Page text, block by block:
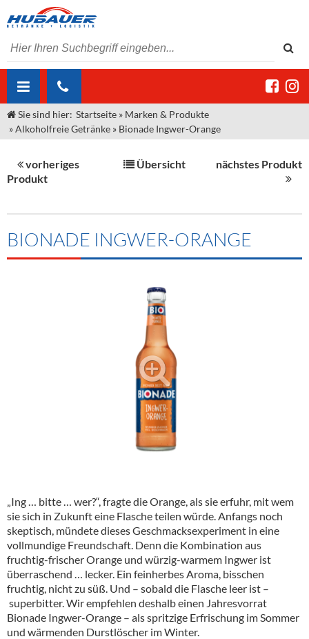
ÜBER UNS
Unser Liefergebiet
Kontakt
Angebote Gastronomie & Großhandel
Neuigkeiten
MARKEN & PRODUKTE
Sirup
Spirituosen
Kommisionskauf & Lieferbedingungen
Fremddienstleistungen
Sie sind hier: Startseite » Marken & Produkte
»Alkoholfreie Getränke » Bionade Ingwer-Orange
vorheriges
Produkt
Übersicht nächstes Produkt
BIONADE INGWER-ORANGE
„Ing … bitte … wer?“, fragte die Orange, als sie erfuhr, mit wem
sie sich in Zukunft eine Flasche teilen würde. Anfangs noch
skeptisch, mündete dieses Geschmacksexperiment in eine
vollmundige Freundschaft. Denn die Kombination aus
fruchtig-frischer Orange und würzig-warmem Ingwer ist
überraschend … lecker. Ein feinherbes Aroma, bisschen
fruchtig, nicht zu süß. Und – sobald die Flasche leer ist –
superbitter. Wir empfehlen deshalb einen Jahresvorrat
Bionade Ingwer-Orange – als spritzige Erfrischung im Sommer
und wärmenden Durstlöscher im Winter.